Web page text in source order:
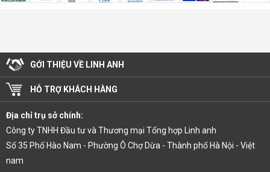
GỚI THIỆU VỀ LINH ANH
HỖ TRỢ KHÁCH HÀNG
Địa chỉ trụ sở chính:
Công ty TNHH Đầu tư và Thương mại Tổng hợp Linh anh
Số 35 Phố Hào Nam - Phường Ô Chợ Dừa - Thành phố Hà Nội - Việt
nam